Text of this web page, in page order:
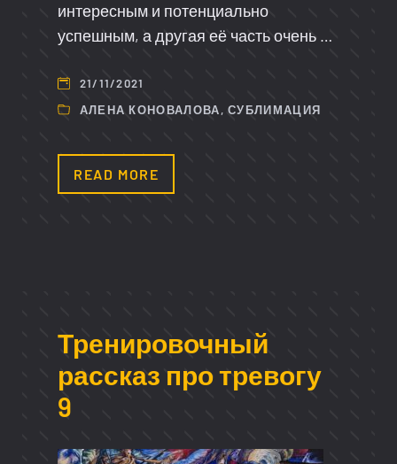
интересным и потенциально
успешным, а другая её часть очень …
21/11/2021
АЛЕНА КОНОВАЛОВА,СУБЛИМАЦИЯ
READ MORE
Тренировочный
рассказ про тревогу
9